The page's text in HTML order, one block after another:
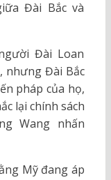
Đài Bắc và
Đài Loan
nhưng Đài Bắc
pháp của họ,
lại chính sách
Wang nhấn
Mỹ đang áp